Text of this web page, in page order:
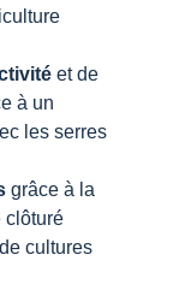
et de
à un
les serres
grâce à la
clôturé
cultures